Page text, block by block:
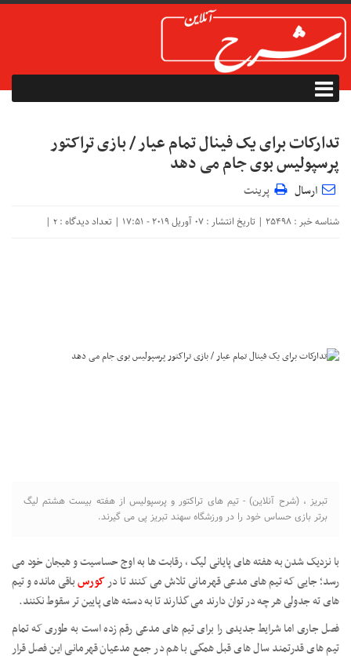
تدارکات برای یک فینال تمام عیار / بازی تراکتور
پرسپولیس بوی جام می دهد
ارسال پرینت
شناسه خبر : 25498 | تاریخ انتشار : 07 آوریل 2019 - 17:51 | تعداد دیدگاه : ۲ |
تبریز ، (شرح آنلاین) - تیم های تراکتور و پرسپولیس از هفته بیست هشتم لیگ
برتر بازی حساس خود را در ورزشگاه سهند تبریز پی می گیرند.
با نزدیک شدن به هفته های پایانی لیگ ، رقابت ها به اوج حساسیت و هیجان خود می
رسد؛ جایی که تیم های مدعی قهرمانی تلاش می کنند تا درکورسباقی مانده و تیم
های ته جدولی هر چه در توان دارند می گذارند تا به دسته های پایین تر سقوط نکنند.
فصل جاری اما شرایط جدیدی را برای تیم های مدعی رقم زده است به طوری که تمام
تیم های قدرتمند سال های قبل همگی با هم در جمع مدعیان قهرمانی این فصل قرار